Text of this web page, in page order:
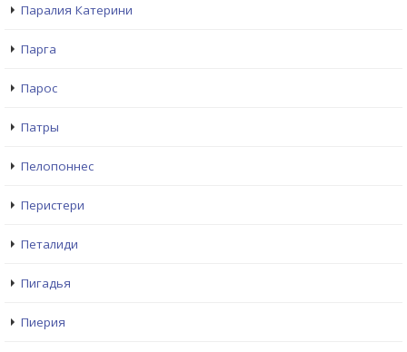
Паралия Катерини
Парга
Парос
Патры
Пелопоннес
Перистери
Петалиди
Пигадья
Пиерия